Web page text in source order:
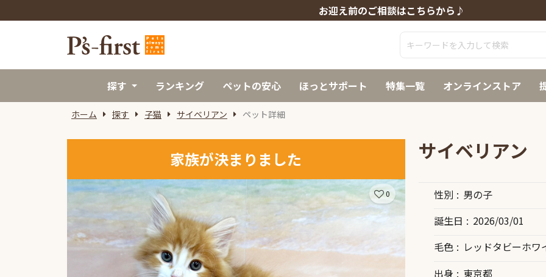
お迎え前のご相談はこちらから♪
探す ランキング ペットの安心 ほっとサポート 特集一覧 オンラインストア
ホーム 探す 子猫 サイベリアン ペット詳細
家族が決まりました
0
サイベリアン
性別
男の子
誕生日
2026/03/01
毛色
レッドタビーホワ
出身
東京都